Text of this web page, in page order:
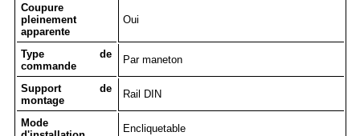
Coupure
pleinement
apparente
Oui
Type de
commande
Par maneton
Support de
montage
Rail DIN
Mode
Encliquetable